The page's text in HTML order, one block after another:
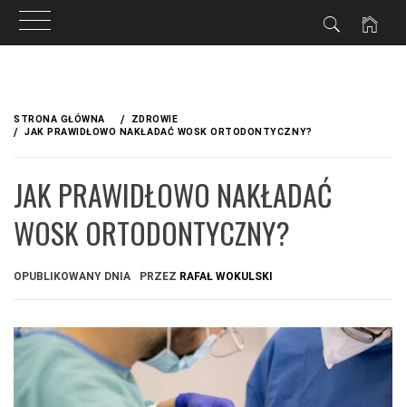
treściSTRONA GŁÓWNA
ZDROWIE
JAK PRAWIDŁOWO NAKŁADAĆ WOSK ORTODONTYCZNY?
JAK PRAWIDŁOWO NAKŁADAĆ
WOSK ORTODONTYCZNY?
OPUBLIKOWANY DNIA PRZEZ RAFAŁ WOKULSKI